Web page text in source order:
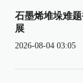
石墨烯堆垛难
展
2026-08-04 03:05